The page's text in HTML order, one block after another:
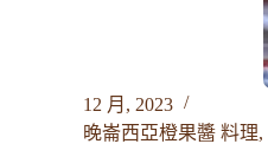
12 月, 2023
晚崙西亞橙果醬 料理,